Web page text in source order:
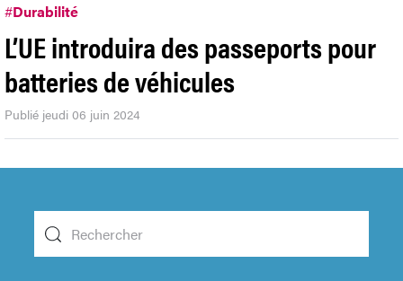
#Durabilité
L’UE introduira des passeports pour
batteries de véhicules
Publié jeudi 06 juin 2024